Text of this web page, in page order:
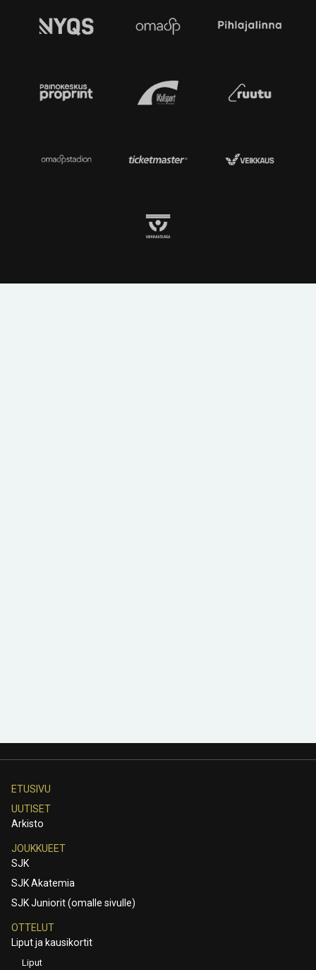
ETUSIVU
UUTISET
Arkisto
JOUKKUEET
SJK
SJK Akatemia
SJK Juniorit (omalle sivulle)
OTTELUT
Liput ja kausikortit
Liput